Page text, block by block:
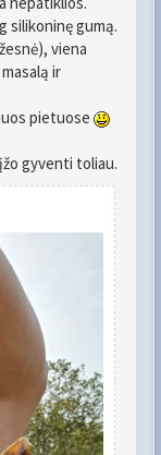
silikoninę gumą.
viena
ir
pietuose
gyventi toliau.